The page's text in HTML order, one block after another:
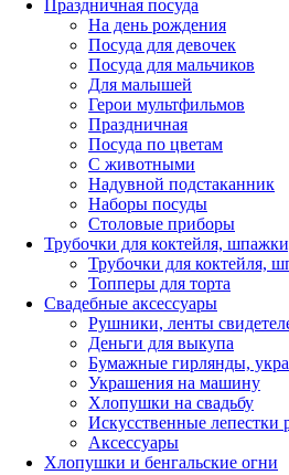
Праздничная посуда
На день рождения
Посуда для девочек
Посуда для мальчиков
Для малышей
Герои мультфильмов
Праздничная
Посуда по цветам
С животными
Надувной подстаканник
Наборы посуды
Столовые приборы
Трубочки для коктейля,
Трубочки для коктейля,
Топперы для торта
Свадебные аксессуары
Рушники, ленты
Деньги для выкупа
Бумажные гирлянды,
Украшения на машину
Хлопушки на свадьбу
Искусственные лепестки
Аксессуары
Хлопушки и бенгальские огни